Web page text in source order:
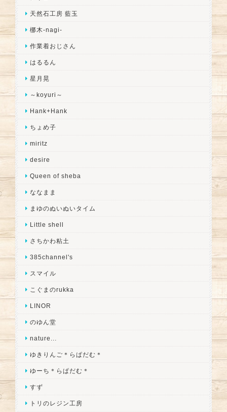
天然石工房 藍玉
梛木-nagi-
作業着おじさん
はるるん
星月晃
～koyuri～
Hank+Hank
ちょめ子
miritz
desire
Queen of sheba
ななまま
まゆのぬいぬいタイム
Little shell
さちかわ粘土
385channel's
スマイル
こぐまのrukka
LINOR
のゆん堂
nature...
ゆきりんご＊らぱだむ＊
ゆーち＊らぱだむ＊
すず
トリのレジン工房